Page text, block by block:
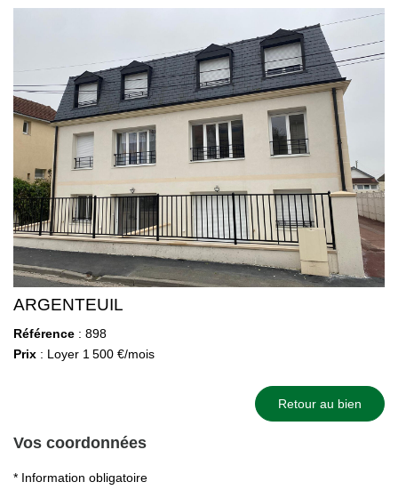
CONTACT
ARGENTEUIL
Référence : 898
Prix : Loyer 1 500 €/mois
Retour au bien
Vos coordonnées
* Information obligatoire